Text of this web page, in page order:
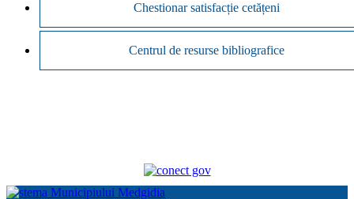
Chestionar satisfacție cetățeni
Centrul de resurse bibliografice